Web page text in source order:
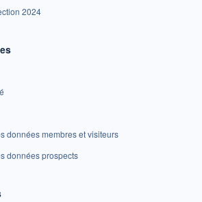
2024
données membres et visiteurs
données prospects